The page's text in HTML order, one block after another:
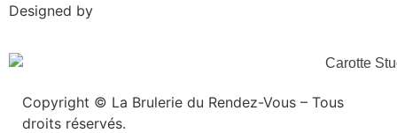
Designed by
Copyright © La Brulerie du Rendez-Vous – Tous
droits réservés.